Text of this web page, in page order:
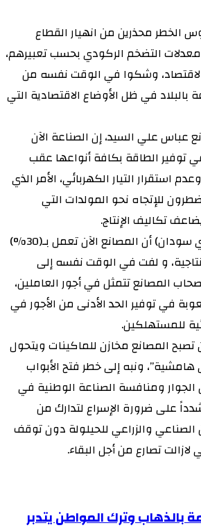
الخطر محذرين من انهيار القطاع
التضخم الركودي بحسب تعبيرهم،
وشكوا في الوقت نفسه من
في ظل الأوضاع الاقتصادية التي
عباس علي السيد، إن الصناعة الآن
توفير الطاقة بكافة أنواعها عقب
استقرار التيار الكهربائي، الأمر الذي
للإتجاه نحو المولدات التي
تكاليف الإنتاج.
وكشف السيد لـ(سكاي سودان) أن المصانع الآن تعمل بـ(30%)
و لفت في الوقت نفسه إلى
المصانع تتمثل في أجور العاملين،
في توفير الحد الأدنى من الأجور في
للمستهلكين.
المصانع مخازن للماكينات ويتحول
ونبه إلى خطر فتح الأبواب
الجوار ومنافسة الصناعة الوطنية في
على ضرورة الإسراع لتدارك من
والزراعي للحيلولة دون توقف
لازالت تصارع من أجل البقاء.
بالذهاب وترك المواطن يتدبر